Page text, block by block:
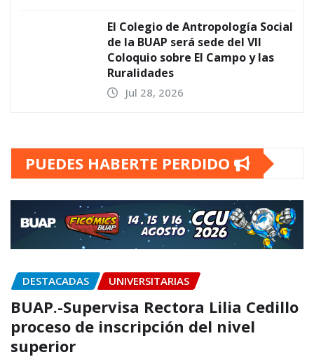
El Colegio de Antropología Social
de la BUAP será sede del VII
Coloquio sobre El Campo y las
Ruralidades
Jul 28, 2026
PUEDES HABERTE PERDIDO
DESTACADAS UNIVERSITARIAS
BUAP.-Supervisa Rectora Lilia Cedillo
proceso de inscripción del nivel
superior